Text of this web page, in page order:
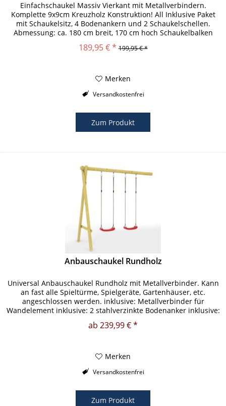
Einfachschaukel Massiv Vierkant mit Metallverbindern.
Komplette 9x9cm Kreuzholz Konstruktion! All Inklusive Paket
mit Schaukelsitz, 4 Bodenankern und 2 Schaukelschellen.
Abmessung: ca. 180 cm breit, 170 cm hoch Schaukelbalken
und...
189,95 € * 199,95 € *
Merken
Versandkostenfrei
Zum Produkt
Anbauschaukel Rundholz
Universal Anbauschaukel Rundholz mit Metallverbinder. Kann
an fast alle Spieltürme, Spielgeräte, Gartenhäuser, etc.
angeschlossen werden. inklusive: Metallverbinder für
Wandelement inklusive: 2 stahlverzinkte Bodenanker inklusive:
ab 239,99 € *
Merken
Versandkostenfrei
Zum Produkt